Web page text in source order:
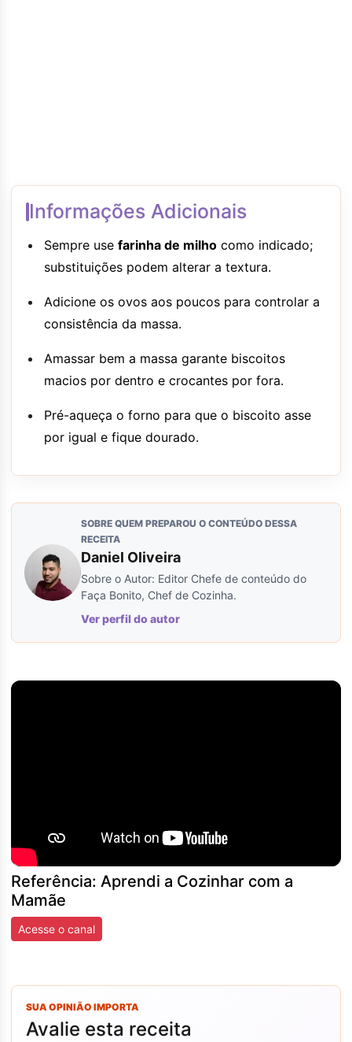
Informações Adicionais
Sempre use farinha de milho como indicado;
substituições podem alterar a textura.
Adicione os ovos aos poucos para controlar a
consistência da massa.
Amassar bem a massa garante biscoitos
macios por dentro e crocantes por fora.
Pré-aqueça o forno para que o biscoito asse
por igual e fique dourado.
SOBRE QUEM PREPAROU O CONTEÚDO DESSA
RECEITA
Daniel Oliveira
Sobre o Autor: Editor Chefe de conteúdo do
Faça Bonito, Chef de Cozinha.
Ver perfil do autor
Referência: Aprendi a Cozinhar com a
Mamãe
Acesse o canal
SUA OPINIÃO IMPORTA
Avalie esta receita